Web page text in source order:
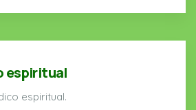
espiritual
espiritual.